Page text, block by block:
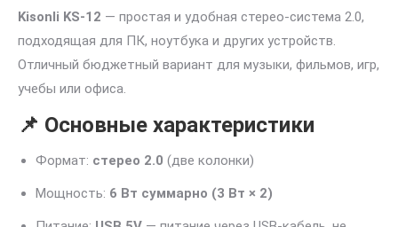
Kisonli KS-12 — простая и удобная стерео-система 2.0,
подходящая для ПК, ноутбука и других устройств.
Отличный бюджетный вариант для музыки, фильмов, игр,
учебы или офиса.
📌 Основные характеристики
Формат: стерео 2.0 (две колонки)
Мощность: 6 Вт суммарно (3 Вт × 2)